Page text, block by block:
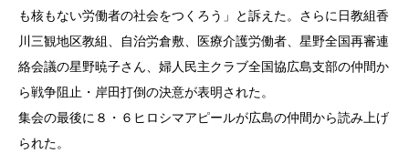
も核もない労働者の社会をつくろう」と訴えた。さらに日教組香
川三観地区教組、自治労倉敷、医療介護労働者、星野全国再審連
絡会議の星野暁子さん、婦人民主クラブ全国協広島支部の仲間か
ら戦争阻止・岸田打倒の決意が表明された。
集会の最後に８・６ヒロシマアピールが広島の仲間から読み上げ
られた。